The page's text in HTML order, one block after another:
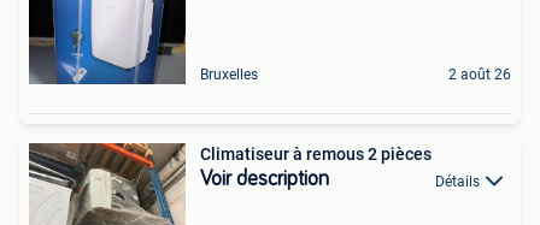
Bruxelles 2 août 26
Climatiseur à remous 2 pièces
Voir description Détails